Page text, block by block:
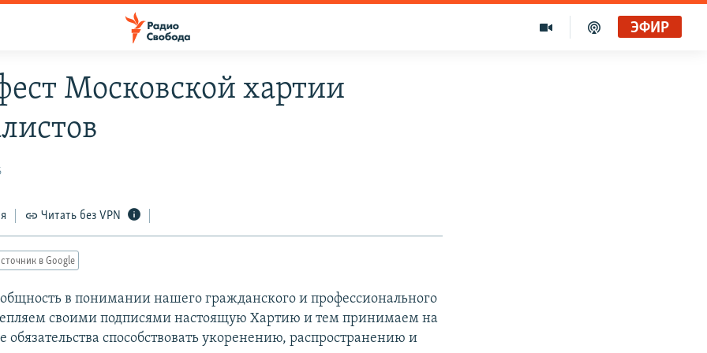
ЭФИР
Московской хартии
Читать без VPN
в Google
в понимании нашего гражданского и профессионального
своими подписями настоящую Хартию и тем принимаем на
обязательства способствовать укоренению, распространению и